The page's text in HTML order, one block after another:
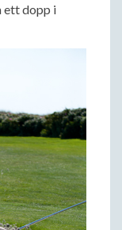
ett dopp i